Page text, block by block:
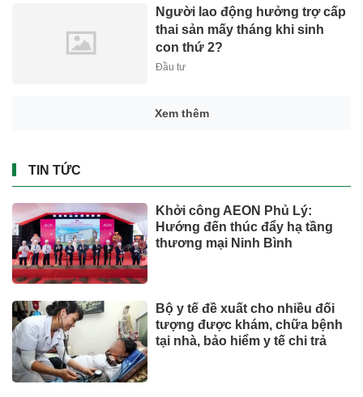
Người lao động hưởng trợ cấp
thai sản mấy tháng khi sinh
con thứ 2?
Đầu tư
Xem thêm
TIN TỨC
Khởi công AEON Phủ Lý:
Hướng đến thúc đẩy hạ tầng
thương mại Ninh Bình
Bộ y tế đề xuất cho nhiều đối
tượng được khám, chữa bệnh
tại nhà, bảo hiểm y tế chi trả